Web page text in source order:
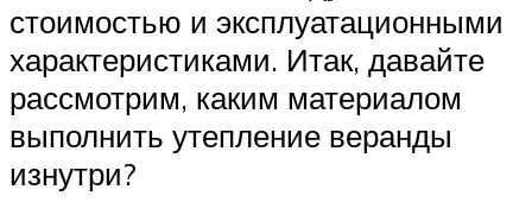
стоимостью и эксплуатационными
характеристиками. Итак, давайте
рассмотрим, каким материалом
выполнить утепление веранды
изнутри?